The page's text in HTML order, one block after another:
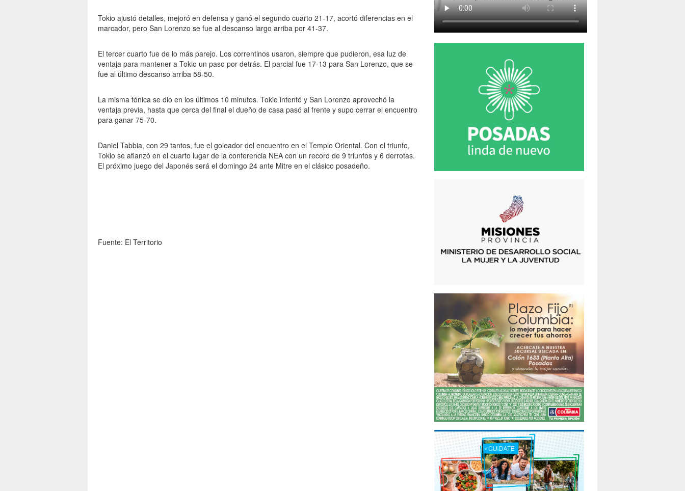
Tokio ajustó detalles, mejoró en defensa y ganó el segundo cuarto 21-17, acortó diferencias en el
marcador, pero San Lorenzo se fue al descanso largo arriba por 41-37.
El tercer cuarto fue de lo más parejo. Los correntinos usaron, siempre que pudieron, esa luz de
ventaja para mantener a Tokio un paso por detrás. El parcial fue 17-13 para San Lorenzo, que se
fue al último descanso arriba 58-50.
La misma tónica se dio en los últimos 10 minutos. Tokio intentó y San Lorenzo aprovechó la
ventaja previa, hasta que cerca del final el dueño de casa pasó al frente y supo cerrar el encuentro
para ganar 75-70.
Daniel Tabbia, con 29 tantos, fue el goleador del encuentro en el Templo Oriental. Con el triunfo,
Tokio se afianzó en el cuarto lugar de la conferencia NEA con un record de 9 triunfos y 6 derrotas.
El próximo juego del Japonés será el domingo 24 ante Mitre en el clásico posadeño.
Fuente: El Territorio